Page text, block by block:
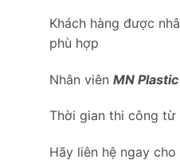
Khách hàng được
phù hợp
Nhân viên MN Plastic
Thời gian thi công
Hãy liên hệ ngay